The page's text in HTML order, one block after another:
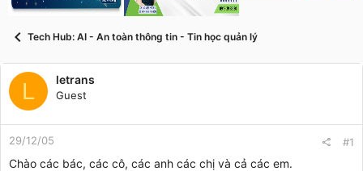
a
r
Tech Hub: AI - An toàn thông tin - Tin học quản lý
L letrans
Guest
29/12/05 #1
Chào các bác, các cô, các anh các chị và cả các em.